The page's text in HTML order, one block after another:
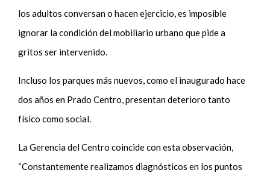
los adultos conversan o hacen ejercicio, es imposible
ignorar la condición del mobiliario urbano que pide a
gritos ser intervenido.
Incluso los parques más nuevos, como el inaugurado hace
dos años en Prado Centro, presentan deterioro tanto
físico como social.
La Gerencia del Centro coincide con esta observación,
“Constantemente realizamos diagnósticos en los puntos